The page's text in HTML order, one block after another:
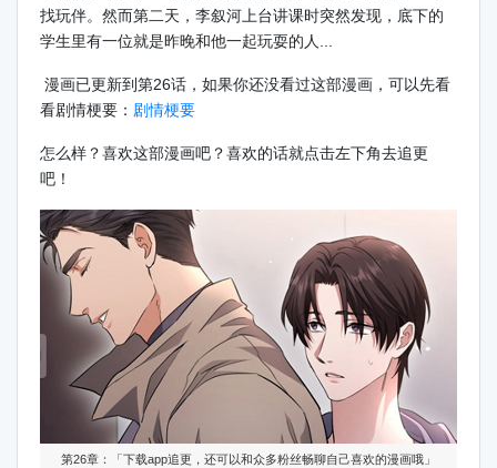
找玩伴。然而第二天，李叙河上台讲课时突然发现，底下的
学生里有一位就是昨晚和他一起玩耍的人...
漫画已更新到第26话，如果你还没看过这部漫画，可以先看
看剧情梗要： 剧情梗要
怎么样？喜欢这部漫画吧？喜欢的话就点击左下角去追更
吧！
第26章：「下载app追更，还可以和众多粉丝畅聊自己喜欢的漫画哦」